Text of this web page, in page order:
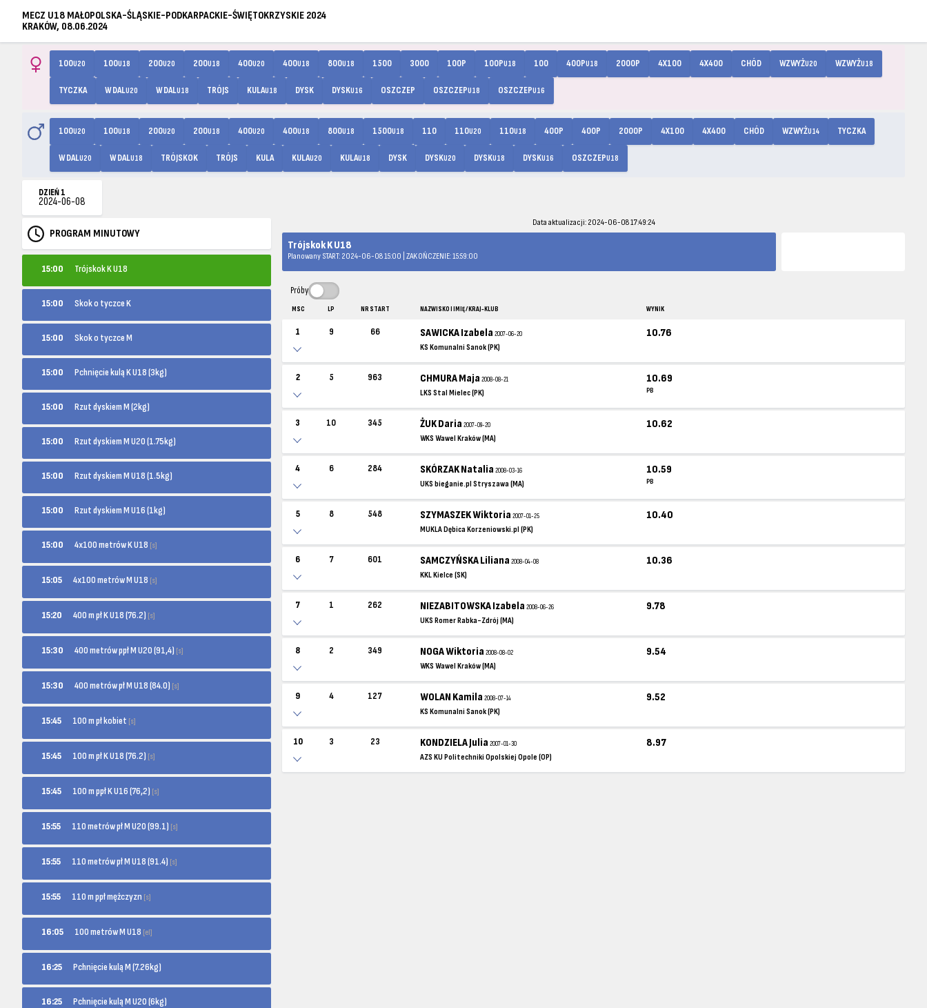
MECZ U18 MAŁOPOLSKA-ŚLĄSKIE-PODKARPACKIE-ŚWIĘTOKRZYSKIE 2024
KRAKÓW, 08.06.2024
100U20 100U18 200U20 200U18 400U20 400U18 800U18 1500 3000 100P 100PU18 100 400PU18 2000P 4X100 4X400 CHÓD WZWYŻU20 WZWYŻU18
TYCZKA W DALU20 W DALU18 TRÓJS KULAU18 DYSK DYSKU16 OSZCZEP OSZCZEPU18 OSZCZEPU16
100U20 100U18 200U20 200U18 400U20 400U18 800U18 1500U18 110 110U20 110U18 400P 400P 2000P 4X100 4X400 CHÓD WZWYŻU14 TYCZKA
W DALU20 W DALU18 TRÓJSKOK TRÓJS KULA KULAU20 KULAU18 DYSK DYSKU20 DYSKU18 DYSKU16 OSZCZEPU18
DZIEŃ 1
2024-06-08
PROGRAM MINUTOWY
15:00 Trójskok K U18
15:00 Skok o tyczce K
15:00 Skok o tyczce M
15:00 Pchnięcie kulą K U18 (3kg)
15:00 Rzut dyskiem M (2kg)
15:00 Rzut dyskiem M U20 (1.75kg)
15:00 Rzut dyskiem M U18 (1.5kg)
15:00 Rzut dyskiem M U16 (1kg)
15:00 4x100 metrów K U18 [s]
15:05 4x100 metrów M U18 [s]
15:20 400 m pł K U18 (76.2) [s]
15:30 400 metrów ppł M U20 (91,4) [s]
15:30 400 metrów pł M U18 (84.0) [s]
15:45 100 m pł kobiet [s]
15:45 100 m pł K U18 (76.2) [s]
15:45 100 m ppł K U16 (76,2) [s]
15:55 110 metrów pł M U20 (99.1) [s]
15:55 110 metrów pł M U18 (91.4) [s]
15:55 110 m ppł mężczyzn [s]
16:05 100 metrów M U18 [el]
16:25 Pchnięcie kulą M (7.26kg)
16:25 Pchnięcie kulą M U20 (6kg)
Data aktualizacji: 2024-06-08 17:49:24
Trójskok K U18
Planowany START: 2024-06-08 15:00 | ZAKOŃCZENIE: 15:59:00
Próby
MSC LP NR START NAZWISKO I IMIĘ / KRAJ-KLUB WYNIK
1 9 66 SAWICKA Izabela2007-06-20
KS Komunalni Sanok (PK)
10.76
2 5 963 CHMURA Maja2008-08-21
LKS Stal Mielec (PK)
10.69
PB
3 10 345 ŻUK Daria2007-09-20
WKS Wawel Kraków (MA)
10.62
4 6 284 SKÓRZAK Natalia2008-03-16
UKS bieganie.pl Stryszawa (MA)
10.59
PB
5 8 548 SZYMASZEK Wiktoria2007-01-25
MUKLA Dębica Korzeniowski.pl (PK)
10.40
6 7 601 SAMCZYŃSKA Liliana2008-04-08
KKL Kielce (SK)
10.36
7 1 262 NIEZABITOWSKA Izabela2008-06-26
UKS Romer Rabka-Zdrój (MA)
9.78
8 2 349 NOGA Wiktoria2008-08-02
WKS Wawel Kraków (MA)
9.54
9 4 127 WOLAN Kamila2008-07-14
KS Komunalni Sanok (PK)
9.52
10 3 23 KONDZIELA Julia2007-01-30
AZS KU Politechniki Opolskiej Opole (OP)
8.97